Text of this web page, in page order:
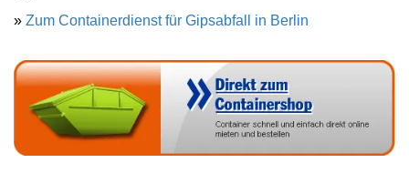
» Zum Containerdienst für Gipsabfall in Berlin